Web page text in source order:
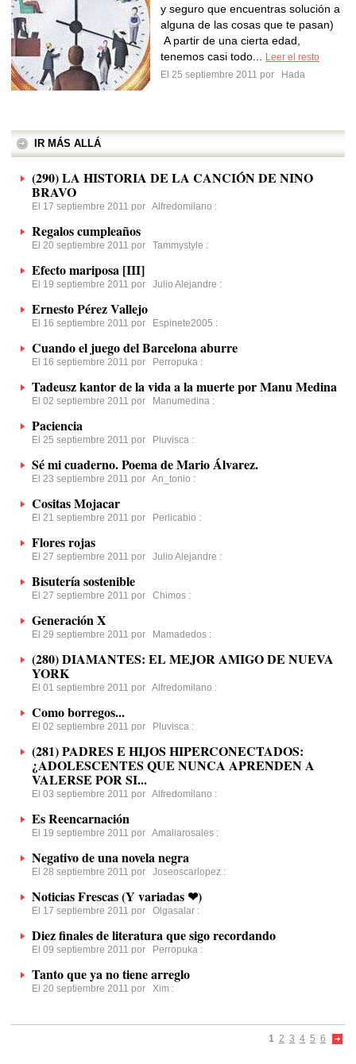
y seguro que encuentras solución a
alguna de las cosas que te pasan)
A partir de una cierta edad,
tenemos casi todo...
Leer el resto
El 25 septiembre 2011 por
Hada
IR MÁS ALLÁ
(290) LA HISTORIA DE LA CANCIÓN DE NINO
BRAVO
El 17 septiembre 2011 por Alfredomilano :
Regalos cumpleaños
El 20 septiembre 2011 por Tammystyle :
Efecto mariposa [III]
El 19 septiembre 2011 por Julio Alejandre :
Ernesto Pérez Vallejo
El 16 septiembre 2011 por Espinete2005 :
Cuando el juego del Barcelona aburre
El 16 septiembre 2011 por Perropuka :
Tadeusz kantor de la vida a la muerte por Manu Medina
El 02 septiembre 2011 por Manumedina :
Paciencia
El 25 septiembre 2011 por Pluvisca :
Sé mi cuaderno. Poema de Mario Álvarez.
El 23 septiembre 2011 por An_tonio :
Cositas Mojacar
El 21 septiembre 2011 por Perlicabio :
Flores rojas
El 27 septiembre 2011 por Julio Alejandre :
Bisutería sostenible
El 27 septiembre 2011 por Chimos :
Generación X
El 29 septiembre 2011 por Mamadedos :
(280) DIAMANTES: EL MEJOR AMIGO DE NUEVA
YORK
El 01 septiembre 2011 por Alfredomilano :
Como borregos...
El 02 septiembre 2011 por Pluvisca :
(281) PADRES E HIJOS HIPERCONECTADOS:
¿ADOLESCENTES QUE NUNCA APRENDEN A
VALERSE POR SI...
El 03 septiembre 2011 por Alfredomilano :
Es Reencarnación
El 19 septiembre 2011 por Amaliarosales :
Negativo de una novela negra
El 28 septiembre 2011 por Joseoscarlopez :
Noticias Frescas (Y variadas ❤)
El 17 septiembre 2011 por Olgasalar :
Diez finales de literatura que sigo recordando
El 09 septiembre 2011 por Perropuka :
Tanto que ya no tiene arreglo
El 20 septiembre 2011 por Xim :
1 2 3 4 5 6